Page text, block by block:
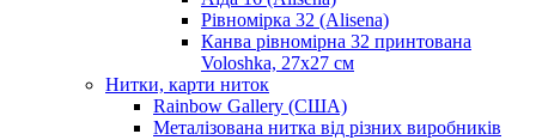
Рівномірка 32 (Alisena)
Канва рівномірна 32 принтована
Voloshka, 27х27 см
Нитки, карти ниток
Rainbow Gallery (США)
Металізована нитка від різних виробників